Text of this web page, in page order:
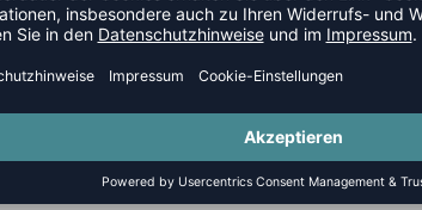
NEW
-15%